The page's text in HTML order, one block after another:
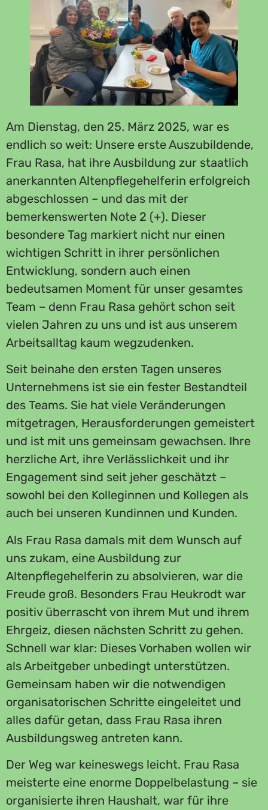
Am Dienstag, den 25. März 2025, war es
endlich so weit: Unsere erste Auszubildende,
Frau Rasa, hat ihre Ausbildung zur staatlich
anerkannten Altenpflegehelferin erfolgreich
abgeschlossen – und das mit der
bemerkenswerten Note 2 (+). Dieser
besondere Tag markiert nicht nur einen
wichtigen Schritt in ihrer persönlichen
Entwicklung, sondern auch einen
bedeutsamen Moment für unser gesamtes
Team – denn Frau Rasa gehört schon seit
vielen Jahren zu uns und ist aus unserem
Arbeitsalltag kaum wegzudenken.
Seit beinahe den ersten Tagen unseres
Unternehmens ist sie ein fester Bestandteil
des Teams. Sie hat viele Veränderungen
mitgetragen, Herausforderungen gemeistert
und ist mit uns gemeinsam gewachsen. Ihre
herzliche Art, ihre Verlässlichkeit und ihr
Engagement sind seit jeher geschätzt –
sowohl bei den Kolleginnen und Kollegen als
auch bei unseren Kundinnen und Kunden.
Als Frau Rasa damals mit dem Wunsch auf
uns zukam, eine Ausbildung zur
Altenpflegehelferin zu absolvieren, war die
Freude groß. Besonders Frau Heukrodt war
positiv überrascht von ihrem Mut und ihrem
Ehrgeiz, diesen nächsten Schritt zu gehen.
Schnell war klar: Dieses Vorhaben wollen wir
als Arbeitgeber unbedingt unterstützen.
Gemeinsam haben wir die notwendigen
organisatorischen Schritte eingeleitet und
alles dafür getan, dass Frau Rasa ihren
Ausbildungsweg antreten kann.
Der Weg war keineswegs leicht. Frau Rasa
meisterte eine enorme Doppelbelastung – sie
organisierte ihren Haushalt, war für ihre